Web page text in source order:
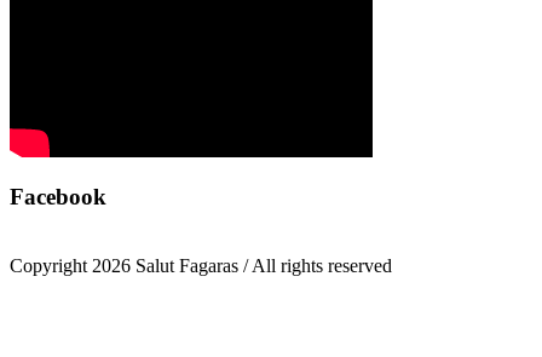
Facebook
Copyright 2026 Salut Fagaras / All rights reserved